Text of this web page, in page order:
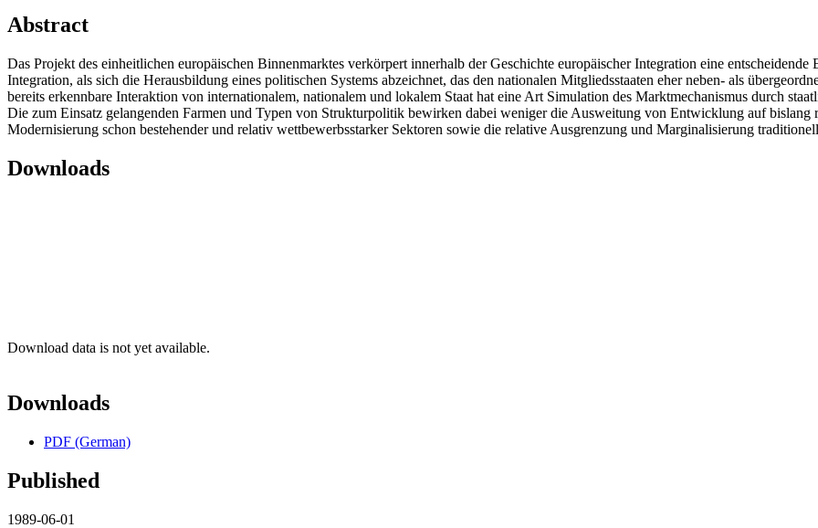
Abstract
Das Projekt des einheitlichen europäischen Binnenmarktes verkörpert innerhalb der Geschichte europäischer Integration eine
Integration, als sich die Herausbildung eines politischen Systems abzeichnet, das den nationalen Mitgliedsstaaten eher neben- als
bereits erkennbare Interaktion von internationalem, nationalem und lokalem Staat hat eine Art Simulation des Marktmechanismus durch
Die zum Einsatz gelangenden Farmen und Typen von Strukturpolitik bewirken dabei weniger die Ausweitung von Entwicklung auf
Modernisierung schon bestehender und relativ wettbewerbsstarker Sektoren sowie die relative Ausgrenzung und Marginalisierung
Downloads
Download data is not yet available.
Downloads
PDF (German)
Published
1989-06-01